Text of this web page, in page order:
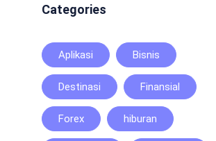
Categories
Aplikasi Bisnis
Destinasi Finansial
Forex hiburan